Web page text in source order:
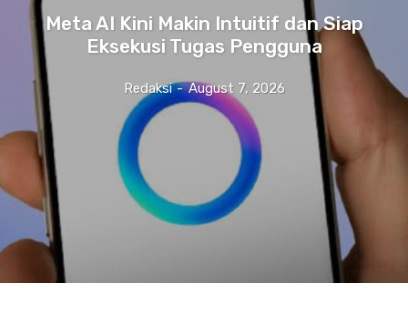
Meta AI Kini Makin Intuitif dan Siap
Eksekusi Tugas Pengguna
Redaksi - August 7, 2026